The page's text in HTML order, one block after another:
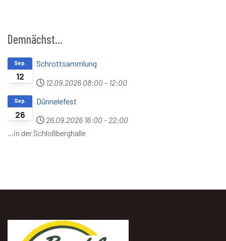
Demnächst...
12
Sep.
Schrottsammlung
12.09.2026 08:00 - 12:00
26
Sep.
Dünnelefest
26.09.2026 16:00 - 22:00
...in der Schloßberghalle